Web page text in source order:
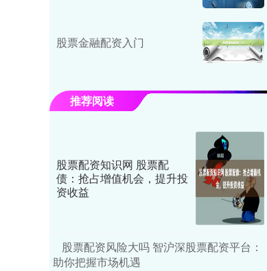
股票金融配资入门
推荐阅读
股票配资知识网 股票配
债：抢占增值机会，提升投
资收益
股票配资风险大吗 智沪深股票配资平台：
助你把握市场机遇